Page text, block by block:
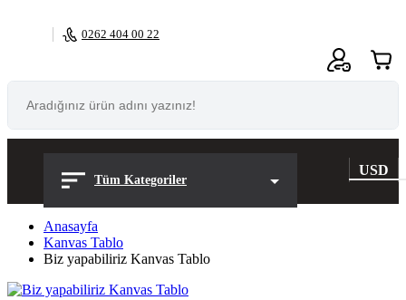
0262 404 00 22
0
Tüm Kategoriler
USD
Anasayfa
Kanvas Tablo
Biz yapabiliriz Kanvas Tablo